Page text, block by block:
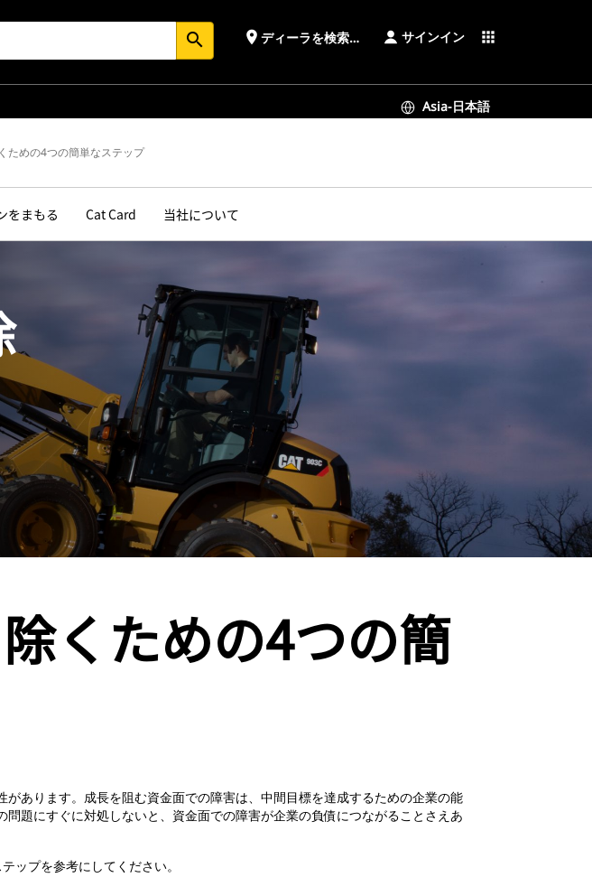
search place ディーラを検索する サインイン apps
Asia-日本語
の拡大に役立つアドバイス
ための4つの簡単なステップ
をまもる Cat Card 当社について
くための4つの簡
あります。成長を阻む資金面での障害は、中間目標を達成するための企業の能
題にすぐに対処しないと、資金面での障害が企業の負債につながることさえあ
ップを参考にしてください。